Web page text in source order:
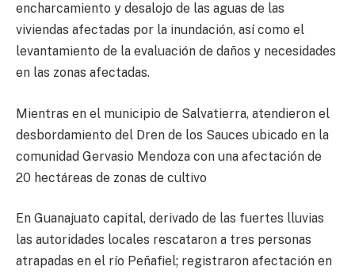
encharcamiento y desalojo de las aguas de las
viviendas afectadas por la inundación, así como el
levantamiento de la evaluación de daños y necesidades
en las zonas afectadas.
Mientras en el municipio de Salvatierra, atendieron el
desbordamiento del Dren de los Sauces ubicado en la
comunidad Gervasio Mendoza con una afectación de
20 hectáreas de zonas de cultivo
En Guanajuato capital, derivado de las fuertes lluvias
las autoridades locales rescataron a tres personas
atrapadas en el río Peñafiel; registraron afectación en